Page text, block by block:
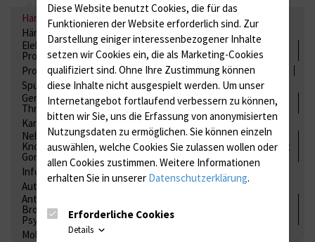
Hämatologie / Anämie
Retikulozyten
Hämoglobinelektrophorese
Liquordiagnostik
Elektrolyte, Enzyme, Substrate, Metabolite, Blutalkohol,
Proteine
Proteine
Lipide / Lipoproteine Niere / Harnwege
Spurenelemente
Säuren-Basen-Status
Gerinnung / Gerinnungsaktivierung / Gerinnungsfaktoren /
Thrombozytenfunktion / Antikoagulation
Kardiale Marker
Tumormarker
Interleukine
Nebenniere / Niere; Nebenschilddrüse ( Ca-Stoffwechsel /
Knochen; Hypophyse / Wachstum; Gestroinaltrakt / Vitamine;
Gonaden / Zyklus / Sterilität
Infektionsserologie
Allergiediagnostik
Immunologie
Autoimmundiagnostik
Antibiotika, Zystostatika, Immunsuppressiva, Amaleptika,
Bronchospasmolytika, Antiepileptika, Kardiaka,
Psychpharmaka
Molekulare Diagnostik
Diese Website benutzt Cookies, die für das
Funktionieren der Website erforderlich sind. Zur
Darstellung einiger interessenbezogener Inhalte
setzen wir Cookies ein, die als Marketing-Cookies
qualifiziert sind. Ohne Ihre Zustimmung können
diese Inhalte nicht ausgespielt werden. Um unser
Internetangebot fortlaufend verbessern zu können,
bitten wir Sie, uns die Erfassung von anonymisierten
Nutzungsdaten zu ermöglichen. Sie können einzeln
auswählen, welche Cookies Sie zulassen wollen oder
allen Cookies zustimmen. Weitere Informationen
erhalten Sie in unserer Datenschutzerklärung.
Erforderliche Cookies
Details